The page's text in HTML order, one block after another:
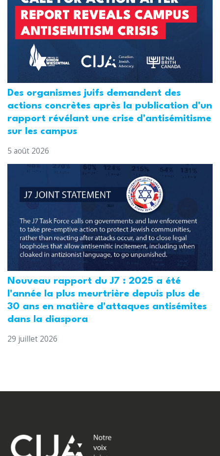
Des organismes juifs demandent des
actions concrètes après la publication d'un
rapport révélant une crise d'antisémitisme
sur les campus
5 août 2026
Nouveau rapport du J7 : 2025 a été
l'année la plus meurtrière depuis plus de
30 ans en matière d'attaques antisémites
dans la diaspora
29 juillet 2026